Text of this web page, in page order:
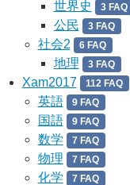
世界史 3 FAQ
公民 3 FAQ
社会2 6 FAQ
地理 3 FAQ
Xam2017 112 FAQ
英語 9 FAQ
国語 9 FAQ
数学 7 FAQ
物理 7 FAQ
化学 7 FAQ